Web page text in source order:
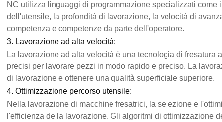
NC utilizza linguaggi di programmazione specializzati
dell'utensile, la profondità di lavorazione, la velocità di
competenza e competenze da parte dell'operatore.
3. Lavorazione ad alta velocità:
La lavorazione ad alta velocità è una tecnologia di
precisi per lavorare pezzi in modo rapido e preciso. La
di lavorazione e ottenere una qualità superficiale superiore.
4. Ottimizzazione percorso utensile:
Nella lavorazione di macchine fresatrici, la selezione e
l'efficienza della lavorazione. Gli algoritmi di ottimizzazione